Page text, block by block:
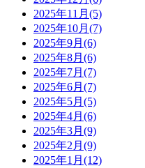
2025年11月(5)
2025年10月(7)
2025年9月(6)
2025年8月(6)
2025年7月(7)
2025年6月(7)
2025年5月(5)
2025年4月(6)
2025年3月(9)
2025年2月(9)
2025年1月(12)